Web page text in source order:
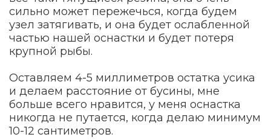
сильно может пережечься, когда будем
узел затягивать, и она будет ослабленной
частью нашей оснастки и будет потеря
крупной рыбы.
Оставляем 4-5 миллиметров остатка усика
и делаем расстояние от бусины, мне
больше всего нравится, у меня оснастка
никогда не путается, когда делаю минимум
10-12 сантиметров.